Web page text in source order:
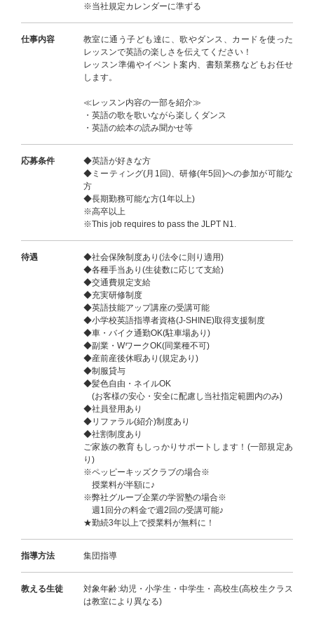
※当社規定カレンダーに準ずる
仕事内容
教室に通う子ども達に、歌やダンス、カードを使った
レッスンで英語の楽しさを伝えてください！
レッスン準備やイベント案内、書類業務などもお任せ
します。
≪レッスン内容の一部を紹介≫
・英語の歌を歌いながら楽しくダンス
・英語の絵本の読み聞かせ等
応募条件
◆英語が好きな方
◆ミーティング(月1回)、研修(年5回)への参加が可能な
方
◆長期勤務可能な方(1年以上)
※高卒以上
※This job requires to pass the JLPT N1.
待遇
◆社会保険制度あり(法令に則り適用)
◆各種手当あり(生徒数に応じて支給)
◆交通費規定支給
◆充実研修制度
◆英語技能アップ講座の受講可能
◆小学校英語指導者資格(J-SHINE)取得支援制度
◆車・バイク通勤OK(駐車場あり)
◆副業・WワークOK(同業種不可)
◆産前産後休暇あり(規定あり)
◆制服貸与
◆髪色自由・ネイルOK
(お客様の安心・安全に配慮し当社指定範囲内のみ)
◆社員登用あり
◆リファラル(紹介)制度あり
◆社割制度あり
ご家族の教育もしっかりサポートします！(一部規定あ
り)
※ペッピーキッズクラブの場合※
授業料が半額に♪
※弊社グループ企業の学習塾の場合※
週1回分の料金で週2回の受講可能♪
★勤続3年以上で授業料が無料に！
指導方法 集団指導
教える生徒
対象年齢:幼児・小学生・中学生・高校生(高校生クラス
は教室により異なる)